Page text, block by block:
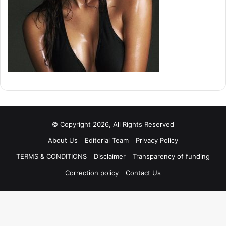
© Copyright 2026, All Rights Reserved
About Us
Editorial Team
Privacy Policy
TERMS & CONDITIONS
Disclaimer
Transparency of funding
Correction policy
Contact Us